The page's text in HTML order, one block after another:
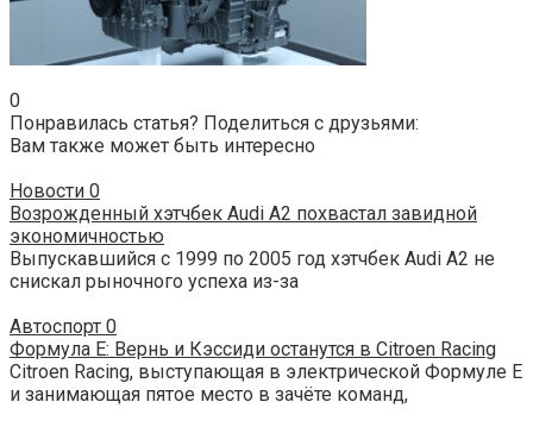
0
Понравилась статья? Поделиться с друзьями:
Вам также может быть интересно
Новости 0
Возрожденный хэтчбек Audi A2 похвастал завидной
экономичностью
Выпускавшийся с 1999 по 2005 год хэтчбек Audi A2 не
снискал рыночного успеха из-за
Автоспорт 0
Формула Е: Вернь и Кэссиди останутся в Citroen Racing
Citroen Racing, выступающая в электрической Формуле Е
и занимающая пятое место в зачёте команд,